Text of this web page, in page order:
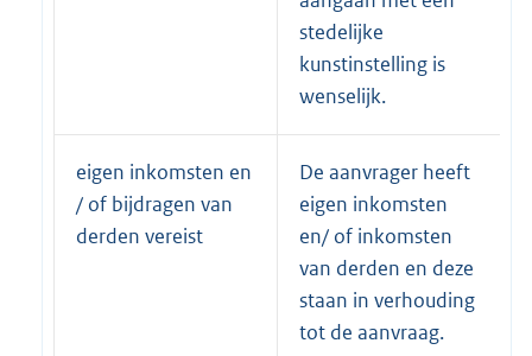
stedelijke
kunstinstelling is
wenselijk.
eigen inkomsten en
/ of bijdragen van
derden vereist
De aanvrager heeft
eigen inkomsten
en/ of inkomsten
van derden en deze
staan in verhouding
tot de aanvraag.